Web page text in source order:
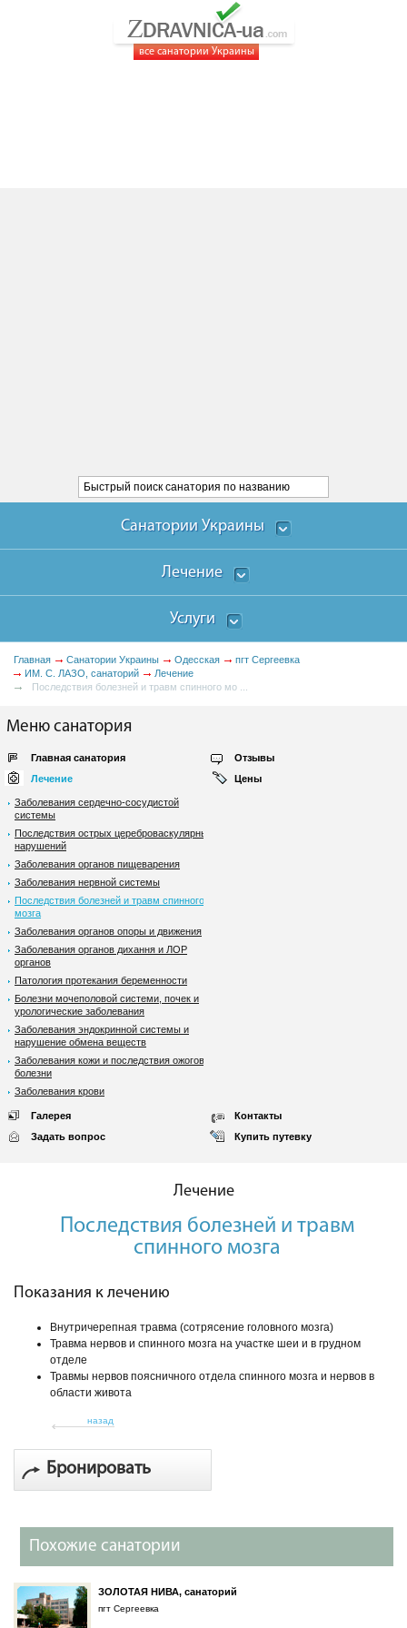
все санатории Украины
Санатории Украины
Лечение
Услуги
Главная Санатории Украины Одесская
пгт Сергеевка
ИМ. С. ЛАЗО, санаторий
Лечение
Последствия болезней и травм спинного мо ...
Меню санатория
Главная санатория
Отзывы
Лечение
Заболевания сердечно-сосудистой
системы
Последствия острых цереброваскулярных
нарушений
Заболевания органов пищеварения
Заболевания нервной системы
Последствия болезней и травм спинного
мозга
Заболевания органов опоры и движения
Заболевания органов дихання и ЛОР
органов
Патология протекания беременности
Болезни мочеполовой системи, почек и
урологические заболевания
Заболевания эндокринной системы и
нарушение обмена веществ
Заболевания кожи и последствия ожоговой
болезни
Заболевания крови
Цены
Галерея
Контакты
Задать вопрос
Купить путевку
Лечение
Последствия болезней и травм
спинного мозга
Показания к лечению
Внутричерепная травма (сотрясение головного мозга)
Травма нервов и спинного мозга на участке шеи и в грудном
отделе
Травмы нервов поясничного отдела спинного мозга и нервов в
области живота
назад
Бронировать
Похожие санатории
ЗОЛОТАЯ НИВА, санаторий
пгт Сергеевка